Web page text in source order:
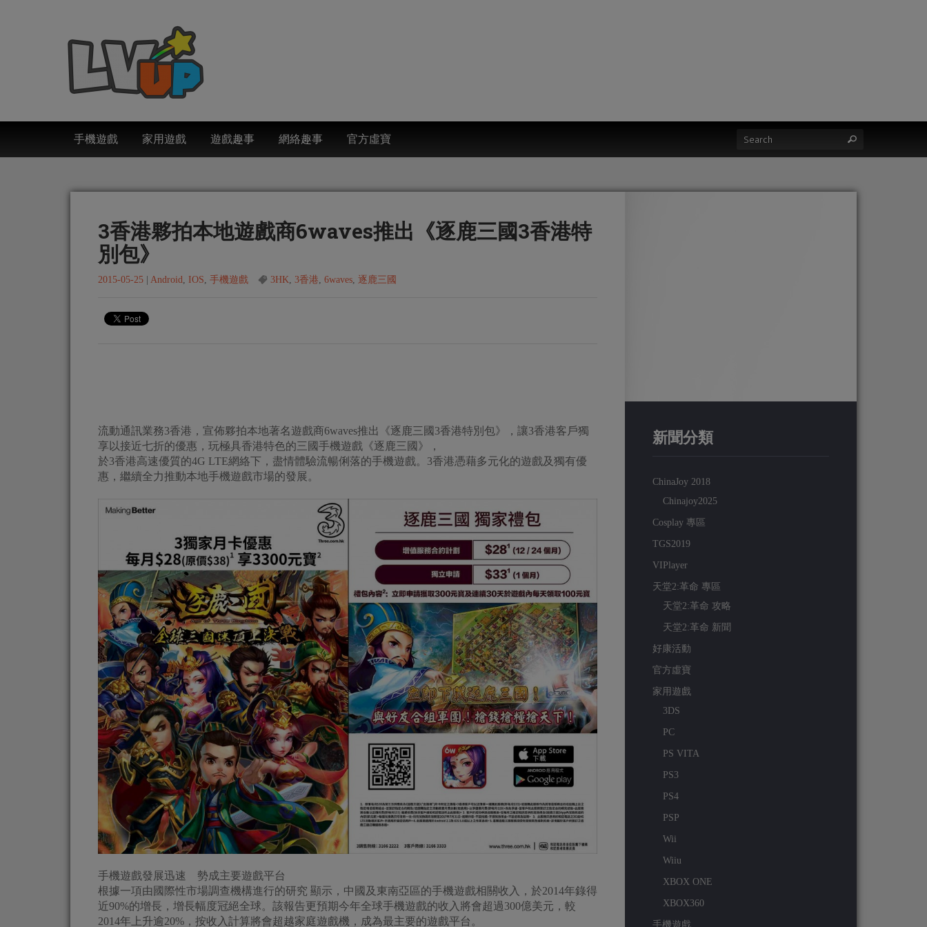
手機遊戲 家用遊戲 遊戲趣事 網絡趣事 官方虛寶
3香港夥拍本地遊戲商6waves推出《逐鹿三國3香港特
別包》
2015-05-25 Android, IOS, 手機遊戲 3HK, 3香港, 6waves, 逐鹿三國
流動通訊業務3香港，宣佈夥拍本地著名遊戲商6waves推出《逐鹿三國3香港特別包》，讓3香港客戶獨
享以接近七折的優惠，玩極具香港特色的三國手機遊戲《逐鹿三國》，
於3香港高速優質的4G LTE網絡下，盡情體驗流暢俐落的手機遊戲。3香港憑藉多元化的遊戲及獨有優
惠，繼續全力推動本地手機遊戲市場的發展。
手機遊戲發展迅速 勢成主要遊戲平台
根據一項由國際性市場調查機構進行的研究 顯示，中國及東南亞區的手機遊戲相關收入，於2014年錄得
近90%的增長，增長幅度冠絕全球。該報告更預期今年全球手機遊戲的收入將會超過300億美元，較
2014年上升逾20%，按收入計算將會超越家庭遊戲機，成為最主要的遊戲平台。
新聞分類
ChinaJoy 2018
Chinajoy2025
Cosplay 專區
TGS2019
VIPlayer
天堂2:革命 專區
天堂2:革命 攻略
天堂2:革命 新聞
好康活動
官方虛寶
家用遊戲
3DS
PC
PS VITA
PS3
PS4
PSP
Wii
Wiiu
XBOX ONE
XBOX360
手機遊戲